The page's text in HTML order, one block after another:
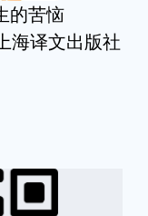
的苦恼
海译文出版社